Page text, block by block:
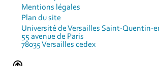
Mentions légales
Plan du site
Université de Versailles Saint-Quentin-
55 avenue de Paris
78035 Versailles cedex